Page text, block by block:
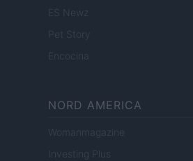
ES Newz
Pet Story
Encocina
NORD AMERICA
Womanmagazine
Investing Plus